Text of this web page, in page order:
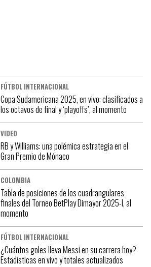
FÚTBOL INTERNACIONAL
Copa Sudamericana 2025, en vivo: clasificados a
los octavos de final y ‘playoffs’, al momento
VIDEO
RB y Williams: una polémica estrategia en el
Gran Premio de Mónaco
COLOMBIA
Tabla de posiciones de los cuadrangulares
finales del Torneo BetPlay Dimayor 2025-I, al
momento
FÚTBOL INTERNACIONAL
¿Cuántos goles lleva Messi en su carrera hoy?
Estadísticas en vivo y totales actualizados